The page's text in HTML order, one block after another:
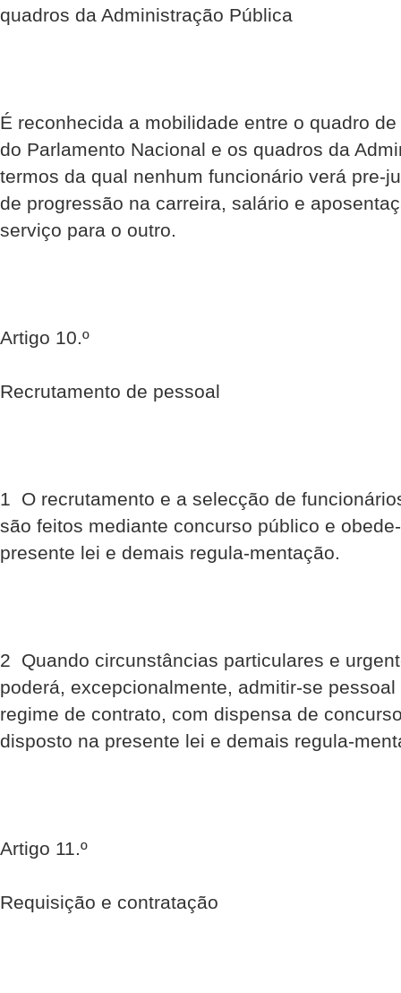
quadros da Administração Pública
É reconhecida a mobilidade entre o quadro
do Parlamento Nacional e os quadros da
termos da qual nenhum funcionário verá pre-
de progressão na carreira, salário e
serviço para o outro.
Artigo 10.º
Recrutamento de pessoal
1  O recrutamento e a selecção de
são feitos mediante concurso público e
presente lei e demais regula-mentação.
2  Quando circunstâncias particulares e
poderá, excepcionalmente, admitir-se
regime de contrato, com dispensa de
disposto na presente lei e demais regula-
Artigo 11.º
Requisição e contratação